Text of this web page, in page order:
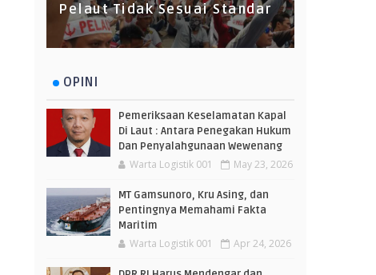
Pelaut Tidak Sesuai Standar
OPINI
Pemeriksaan Keselamatan Kapal
Di Laut : Antara Penegakan Hukum
Dan Penyalahgunaan Wewenang
Warta Logistik 001 May 23, 2026
MT Gamsunoro, Kru Asing, dan
Pentingnya Memahami Fakta
Maritim
Warta Logistik 001 Apr 24, 2026